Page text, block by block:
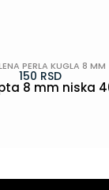
PERLA KUGLA 8 MM
150 RSD
8 mm niska